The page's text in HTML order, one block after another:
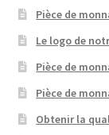
Pièce de
Le logo de
Pièce de
Pièce de
Obtenir la